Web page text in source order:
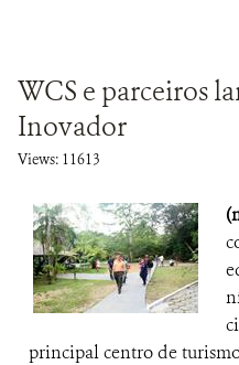
WCS e parceiros
Inovador
Views: 11613
principal centro de